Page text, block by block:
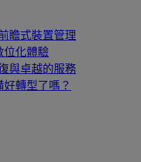
瞻式裝置管理
位化體驗
與卓越的服務
好轉型了嗎？